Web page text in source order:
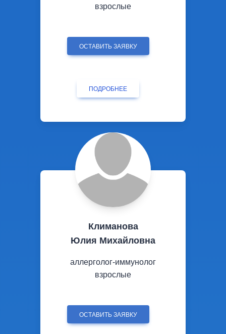
взрослые
ОСТАВИТЬ ЗАЯВКУ
ПОДРОБНЕЕ
Климанова
Юлия Михайловна
аллерголог-иммунолог
взрослые
ОСТАВИТЬ ЗАЯВКУ